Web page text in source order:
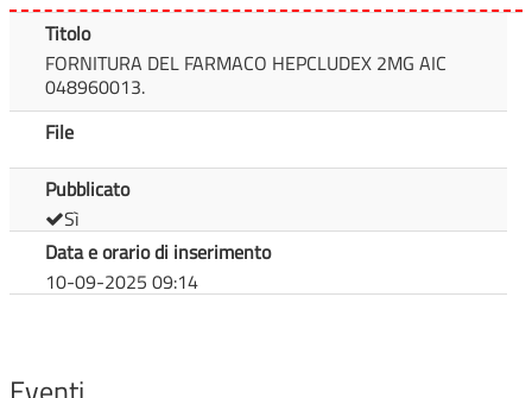
Titolo
FORNITURA DEL FARMACO HEPCLUDEX 2MG AIC
048960013.
File
Pubblicato
Sì
Data e orario di inserimento
10-09-2025 09:14